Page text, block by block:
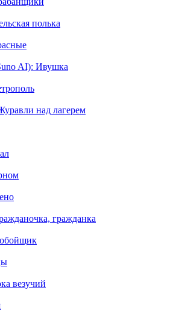
полька
AI): Ивушка
над лагерем
гражданка
везучий